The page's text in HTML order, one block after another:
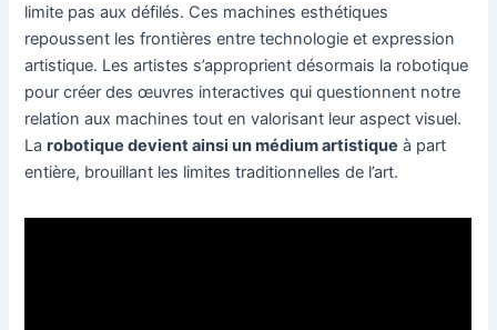
limite pas aux défilés. Ces machines esthétiques
repoussent les frontières entre technologie et expression
artistique. Les artistes s’approprient désormais la robotique
pour créer des œuvres interactives qui questionnent notre
relation aux machines tout en valorisant leur aspect visuel.
Larobotique devient ainsi un médium artistique à part
entière, brouillant les limites traditionnelles de l’art.